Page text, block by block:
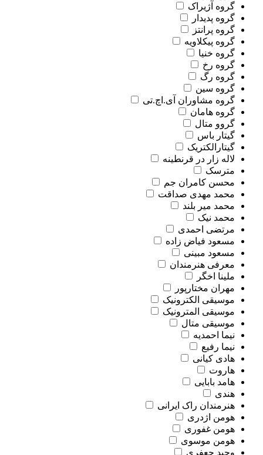
گروه آژیراک
گروه پدیدار
گروه پرانتز
گروه پیکلاویه
گروه خنیا
گروه رخ
گروه رگ
گروه سین
گروه مشاوران آی.اچ.تی
گروه هامان
گروو متال
گیتار باس
گیتارالکتریک
لاله زار در قرنطینه
مترسک
محسن کامران جم
محمد مهدی صداقت
محمد میر بلند
محمد نیک
مرتضی احمدی
مسعود فیاض زاده
مسعود مبینی
معرفی هنرمندان
ملینا اخگر
مهران مختارپور
موسیقی الکترونیک
موسیقی المترونیک
موسیقی متال
نیما احمدیه
نیما رفیع
هادی کیانی
هاروت
هامد بابایی
هندی
هنرمندان راک ایرانی
هومن اژدری
هومن غفوری
هومن موسوی
وحید جعفری